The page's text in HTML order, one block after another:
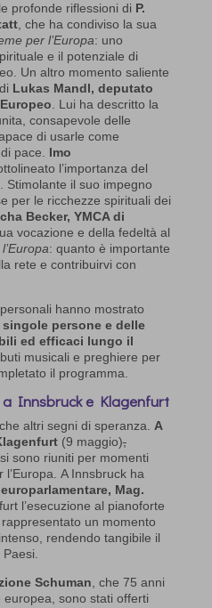
profonde riflessioni di P.
, che ha condiviso la sua
per l’Europa: uno
e il potenziale di
Un altro momento saliente
Lukas Mandl, deputato
. Lui ha descritto la
consapevole delle
di usarle come
pace. Imo
l’importanza del
Stimolante il suo impegno
per le ricchezze spirituali dei
Becker, YMCA di
vocazione e della fedeltà al
: quanto è importante
rete e contribuirvi con
hanno mostrato
persone e delle
ed efficaci lungo il
musicali e preghiere per
il programma.
a Innsbruck e Klagenfurt
altri segni di speranza. A
(9 maggio),
sono riuniti per momenti
A Innsbruck ha
Mag.
l’esecuzione al pianoforte
un momento
rendendo tangibile il
Schuman, che 75 anni
sono stati offerti